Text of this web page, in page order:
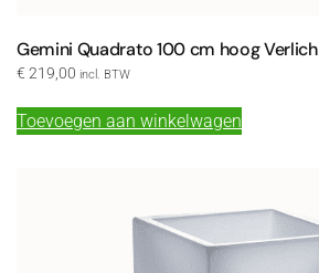
Gemini Quadrato 100 cm hoog Verlich
€ 219,00 incl. BTW
Toevoegen aan winkelwagen